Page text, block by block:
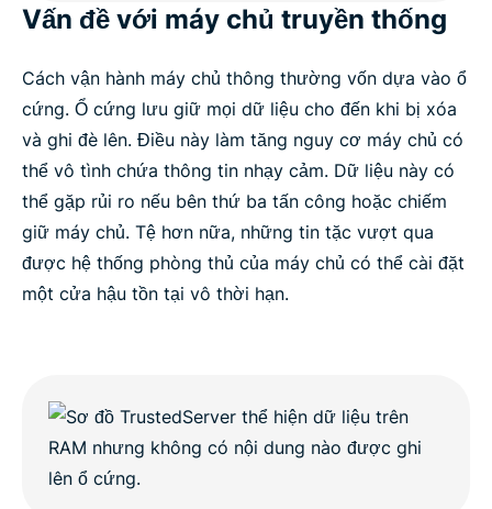
Vấn đề với máy chủ truyền thống
Cách vận hành máy chủ thông thường vốn dựa vào ổ
cứng. Ổ cứng lưu giữ mọi dữ liệu cho đến khi bị xóa
và ghi đè lên. Điều này làm tăng nguy cơ máy chủ có
thể vô tình chứa thông tin nhạy cảm. Dữ liệu này có
thể gặp rủi ro nếu bên thứ ba tấn công hoặc chiếm
giữ máy chủ. Tệ hơn nữa, những tin tặc vượt qua
được hệ thống phòng thủ của máy chủ có thể cài đặt
một cửa hậu tồn tại vô thời hạn.